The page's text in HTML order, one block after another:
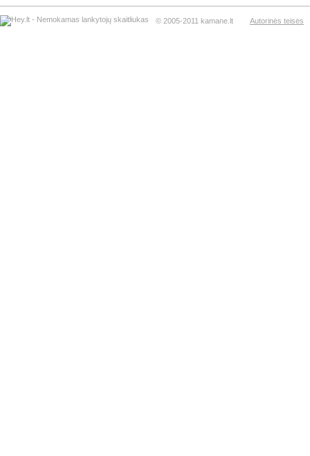
© 2005-2011 kamane.lt Autorinės teisės